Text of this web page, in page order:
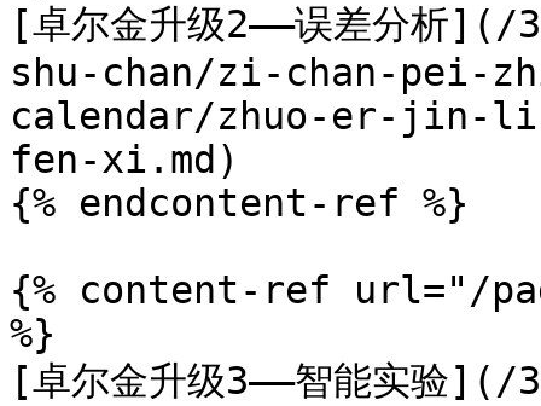
[卓尔金升级2——误差分析
shu-chan/zi-chan-pei-
calendar/zhuo-er-jin-
fen-xi.md)
{% endcontent-ref %}
{% content-ref url="/
%}
[卓尔金升级3——智能实验